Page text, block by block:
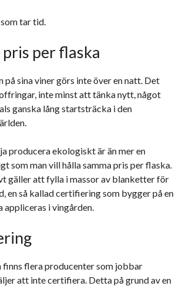
tar tid.
per flaska
sina viner görs inte över en natt. Det
inte minst att tänka nytt, något
ganska lång startsträcka i den
producera ekologiskt är än mer en
som man vill hålla samma pris per flaska.
gäller att fylla i massor av blanketter för
en så kallad certifiering som bygger på en
appliceras i vingården.
finns flera producenter som jobbar
att inte certifiera. Detta på grund av en